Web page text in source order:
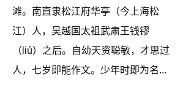
滩。南直隶松江府华亭（今上海松
江）人，吴越国太祖武肃王钱镠
（liú）之后。自幼天资聪敏，才思过
人，七岁即能作文。少年时即为名...